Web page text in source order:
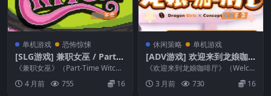
单机游戏 恐怖惊悚
[SLG游戏] 兼职女巫 / Part-T
ime Witch – 像素经营模拟 |
Steam中文版V1.0
《兼职女巫》（Part-Time Witc
h）是一款像素风格经营模拟游
戏，玩家扮...
4 月前 755 16
休闲策略 单机游戏
[ADV游戏] 欢迎来到龙娘咖
啡厅 / Welcome to Cafe Lu
mière – 萌系视觉小说 | Ste
am中文版V1.0
《欢迎来到龙娘咖啡厅》（Welco
3 月前 730 16